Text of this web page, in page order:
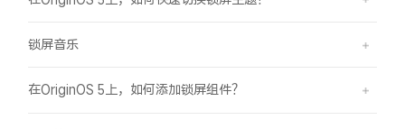
锁屏音乐
在OriginOS 5上，如何添加锁屏组件？